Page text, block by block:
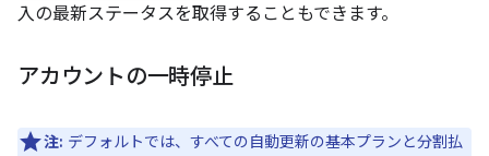
入の最新ステータスを取得することもできます。
アカウントの一時停止
注: デフォルトでは、すべての自動更新の基本プランと分割払